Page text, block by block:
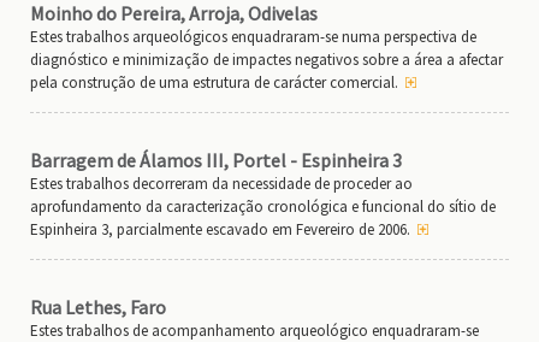
Moinho do Pereira, Arroja, Odivelas
Estes trabalhos arqueológicos enquadraram-se numa perspectiva de
diagnóstico e minimização de impactes negativos sobre a área a afectar
pela construção de uma estrutura de carácter comercial.
Barragem de Álamos III, Portel - Espinheira 3
Estes trabalhos decorreram da necessidade de proceder ao
aprofundamento da caracterização cronológica e funcional do sítio de
Espinheira 3, parcialmente escavado em Fevereiro de 2006.
Rua Lethes, Faro
Estes trabalhos de acompanhamento arqueológico enquadraram-se